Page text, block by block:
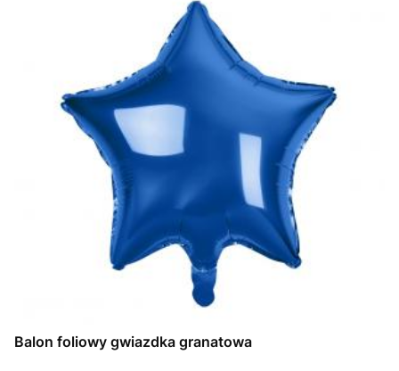
Balon foliowy gwiazdka granatowa